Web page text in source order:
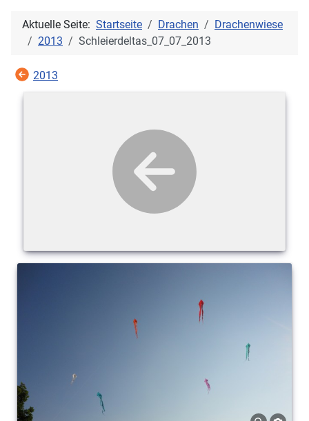
Aktuelle Seite: Startseite Drachen
Drachenwiese
2013
Schleierdeltas_07_07_2013
2013